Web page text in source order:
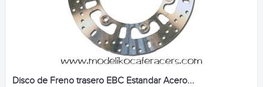
Disco de Freno trasero EBC Estandar Acero...